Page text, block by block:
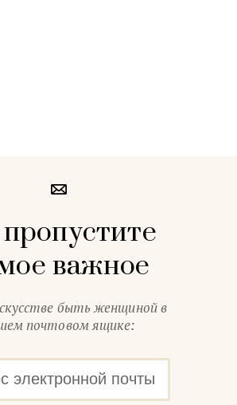
важное
быть женщиной в
почтовом ящике: